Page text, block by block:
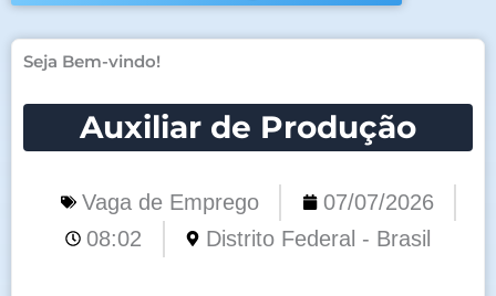
Seja Bem-vindo!
Auxiliar de Produção
Vaga de Emprego
07/07/2026
08:02
Distrito Federal - Brasil